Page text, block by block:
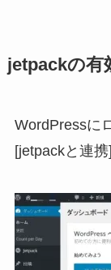
jetpackの有
WordPressに
[jetpackと連